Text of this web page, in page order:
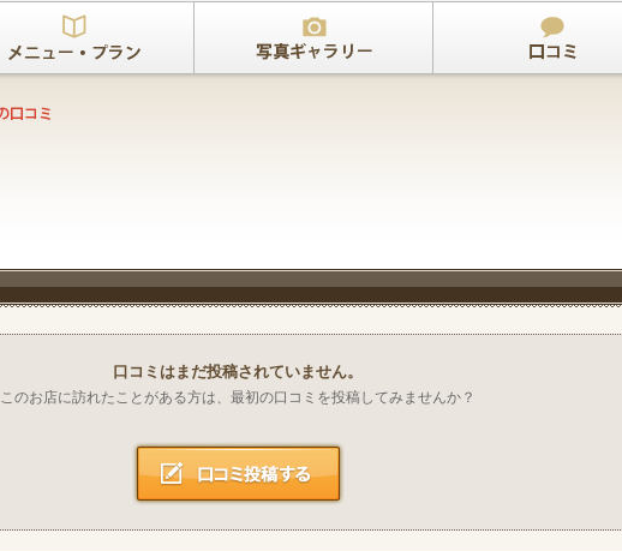
口コミはまだ投稿されていません。
このお店に訪れたことがある方は、最初の口コミを投稿してみませんか？